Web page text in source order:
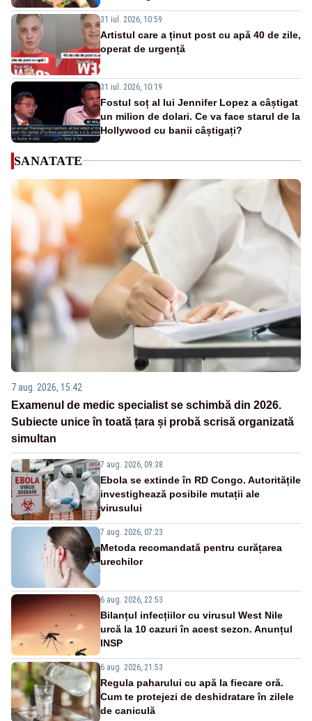
31 iul. 2026, 10:59
Artistul care a ținut post cu apă 40 de zile,
operat de urgență
31 iul. 2026, 10:19
Fostul soț al lui Jennifer Lopez a câștigat
un milion de dolari. Ce va face starul de la
Hollywood cu banii câștigați?
SANATATE
7 aug. 2026, 15:42
Examenul de medic specialist se schimbă din 2026.
Subiecte unice în toată țara și probă scrisă organizată
simultan
7 aug. 2026, 09:38
Ebola se extinde în RD Congo. Autoritățile
investighează posibile mutații ale
virusului
7 aug. 2026, 07:23
Metoda recomandată pentru curățarea
urechilor
6 aug. 2026, 22:53
Bilanțul infecțiilor cu virusul West Nile
urcă la 10 cazuri în acest sezon. Anunțul
INSP
6 aug. 2026, 21:53
Regula paharului cu apă la fiecare oră.
Cum te protejezi de deshidratare în zilele
de caniculă